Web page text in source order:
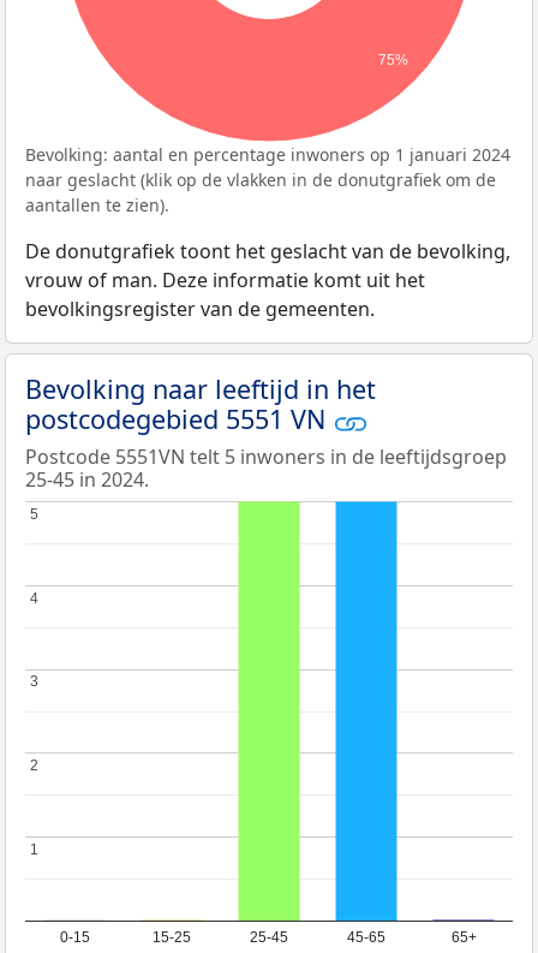
75%
Bevolking: aantal en percentage inwoners op 1 januari 2024
naar geslacht (klik op de vlakken in de donutgrafiek om de
aantallen te zien).
De donutgrafiek toont het geslacht van de bevolking,
vrouw of man. Deze informatie komt uit het
bevolkingsregister van de gemeenten.
Bevolking naar leeftijd in het
postcodegebied 5551 VN
Postcode 5551VN telt 5 inwoners in de leeftijdsgroep
25-45 in 2024.
0-15 15-25 25-45 45-65 65+
11
2
2
3
3
4
4
5
5